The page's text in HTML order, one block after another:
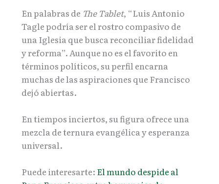
En palabras de The Tablet, “Luis Antonio
Tagle podría ser el rostro compasivo de
una Iglesia que busca reconciliar fidelidad
y reforma”. Aunque no es el favorito en
términos políticos, su perfil encarna
muchas de las aspiraciones que Francisco
dejó abiertas.
En tiempos inciertos, su figura ofrece una
mezcla de ternura evangélica y esperanza
universal.
Puede interesarte: El mundo despide al